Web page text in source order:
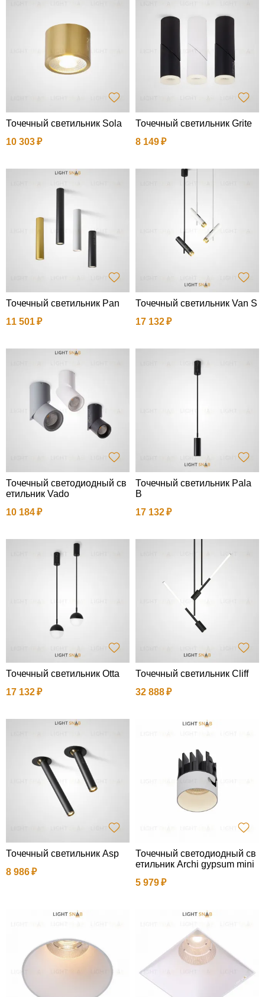
Точечный светильник Sola
10 303
Точечный светильник Grite
8 149
Точечный светильник Pan
11 501
Точечный светильник Van S
17 132
Точечный светодиодный св
етильник Vado
10 184
Точечный светильник Pala
B
17 132
Точечный светильник Otta
17 132
Точечный светильник Cliff
32 888
Точечный светильник Asp
8 986
Точечный светодиодный св
етильник Archi gypsum mini
5 979